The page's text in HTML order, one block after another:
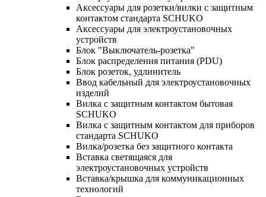
Аксессуары для розетки/вилки с защитным
контактом стандарта SCHUKO
Аксессуары для электроустановочных
устройств
Блок "Выключатель-розетка"
Блок распределения питания (PDU)
Блок розеток, удлинитель
Ввод кабельный для электроустановочных
изделий
Вилка с защитным контактом бытовая
SCHUKO
Вилка с защитным контактом для приборов
стандарта SCHUKO
Вилка/розетка без защитного контакта
Вставка светящаяся для
электроустановочных устройств
Вставка/крышка для коммуникационных
технологий